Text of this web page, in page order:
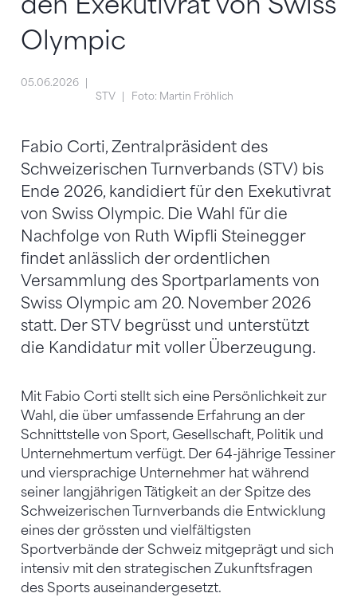
Olympic
05.06.2026
STV
Foto: Martin Fröhlich
Fabio Corti, Zentralpräsident des
Schweizerischen Turnverbands (STV) bis
Ende 2026, kandidiert für den Exekutivrat
von Swiss Olympic. Die Wahl für die
Nachfolge von Ruth Wipfli Steinegger
findet anlässlich der ordentlichen
Versammlung des Sportparlaments von
Swiss Olympic am 20. November 2026
statt. Der STV begrüsst und unterstützt
die Kandidatur mit voller Überzeugung.
Mit Fabio Corti stellt sich eine Persönlichkeit zur
Wahl, die über umfassende Erfahrung an der
Schnittstelle von Sport, Gesellschaft, Politik und
Unternehmertum verfügt. Der 64-jährige Tessiner
und viersprachige Unternehmer hat während
seiner langjährigen Tätigkeit an der Spitze des
Schweizerischen Turnverbands die Entwicklung
eines der grössten und vielfältigsten
Sportverbände der Schweiz mitgeprägt und sich
intensiv mit den strategischen Zukunftsfragen
des Sports auseinandergesetzt.